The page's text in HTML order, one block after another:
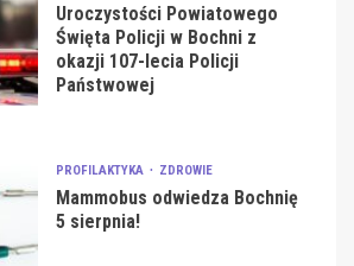
Uroczystości Powiatowego
Święta Policji w Bochni z
okazji 107-lecia Policji
Państwowej
PROFILAKTYKA ZDROWIE
Mammobus odwiedza Bochnię
5 sierpnia!